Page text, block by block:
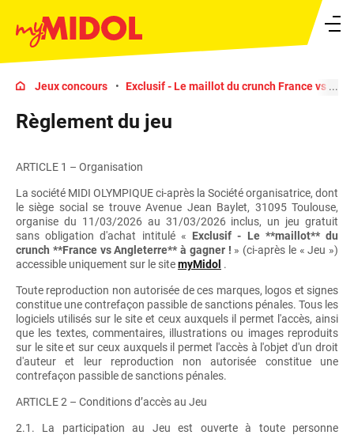
Ouvrir le menu
Jeux concours Exclusif - Le maillot du crunch France vs
Règlement du jeu
ARTICLE 1 – Organisation
La société MIDI OLYMPIQUE ci-après la Société organisatrice, dont
le siège social se trouve Avenue Jean Baylet, 31095 Toulouse,
organise du 11/03/2026 au 31/03/2026 inclus, un jeu gratuit
sans obligation d'achat intitulé « Exclusif - Le **maillot** du
crunch **France vs Angleterre** à gagner ! » (ci-après le « Jeu »)
accessible uniquement sur le sitemyMidol .
Toute reproduction non autorisée de ces marques, logos et signes
constitue une contrefaçon passible de sanctions pénales. Tous les
logiciels utilisés sur le site et ceux auxquels il permet l'accès, ainsi
que les textes, commentaires, illustrations ou images reproduits
sur le site et sur ceux auxquels il permet l'accès à l'objet d'un droit
d'auteur et leur reproduction non autorisée constitue une
contrefaçon passible de sanctions pénales.
ARTICLE 2 – Conditions d’accès au Jeu
2.1. La participation au Jeu est ouverte à toute personne